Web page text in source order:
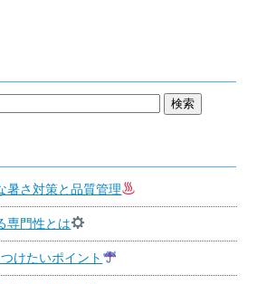
暑さ対策と品質管理
専門性とは
けたいポイント